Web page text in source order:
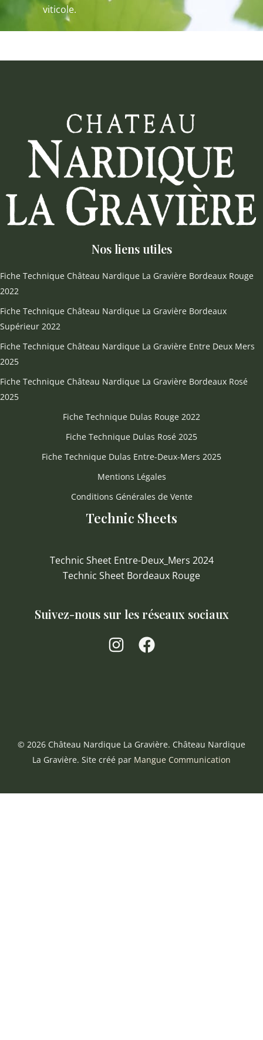
viticole.
Nos liens utiles
Fiche Technique Château Nardique La Gravière Bordeaux Rouge
2022
Fiche Technique Château Nardique La Gravière Bordeaux
Supérieur 2022
Fiche Technique Château Nardique La Gravière Entre Deux Mers
2025
Fiche Technique Château Nardique La Gravière Bordeaux Rosé
2025
Fiche Technique Dulas Rouge 2022
Fiche Technique Dulas Rosé 2025
Fiche Technique Dulas Entre-Deux-Mers 2025
Mentions Légales
Conditions Générales de Vente
Technic Sheets
Technic Sheet Entre-Deux_Mers 2024
Technic Sheet Bordeaux Rouge
Suivez-nous sur les réseaux sociaux
© 2026 Château Nardique La Gravière. Château Nardique
La Gravière. Site créé par Mangue Communication